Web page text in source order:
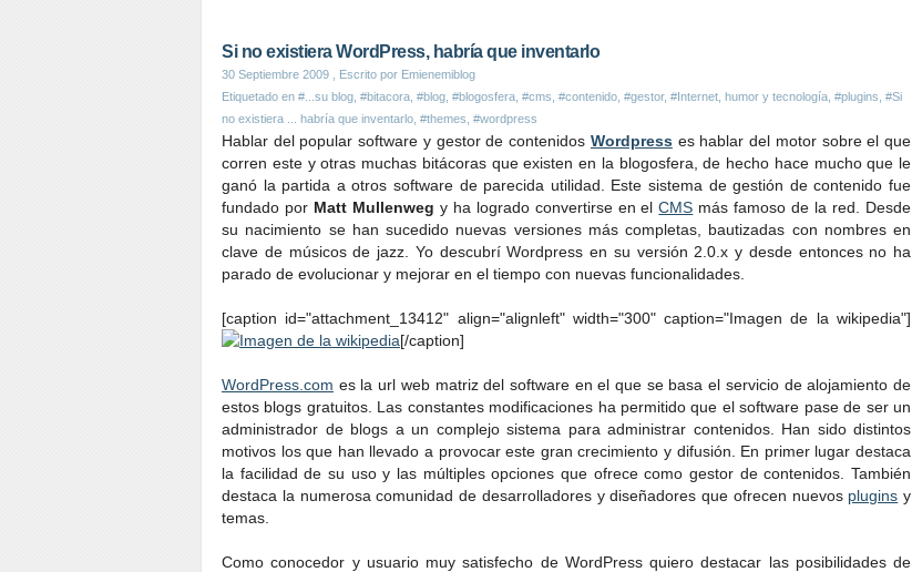
Si no existiera WordPress, habría que inventarlo
30 Septiembre 2009 , Escrito por Emienemiblog
Etiquetado en #...su blog #bitacora #blog #blogosfera #cms #contenido #gestor, #Internet, humor y tecnología #plugins #Si
no existiera ... habría que inventarlo #themes #wordpress
Hablar del popular software y gestor de contenidos Wordpresses hablar del motor sobre el que
corren este y otras muchas bitácoras que existen en la blogosfera, de hecho hace mucho que le
ganó la partida a otros software de parecida utilidad. Este sistema de gestión de contenido fue
fundado por Matt Mullenweg y ha logrado convertirse en elCMS más famoso de la red. Desde
su nacimiento se han sucedido nuevas versiones más completas, bautizadas con nombres en
clave de músicos de jazz. Yo descubrí Wordpress en su versión 2.0.x y desde entonces no ha
parado de evolucionar y mejorar en el tiempo con nuevas funcionalidades.
[caption id="attachment_13412" align="alignleft" width="300" caption="Imagen de la wikipedia"]
[/caption]
WordPress.com es la url web matriz del software en el que se basa el servicio de alojamiento de
estos blogs gratuitos. Las constantes modificaciones ha permitido que el software pase de ser un
administrador de blogs a un complejo sistema para administrar contenidos. Han sido distintos
motivos los que han llevado a provocar este gran crecimiento y difusión. En primer lugar destaca
la facilidad de su uso y las múltiples opciones que ofrece como gestor de contenidos. También
destaca la numerosa comunidad de desarrolladores y diseñadores que ofrecen nuevos plugins y
temas.
Como conocedor y usuario muy satisfecho de WordPress quiero destacar las posibilidades de